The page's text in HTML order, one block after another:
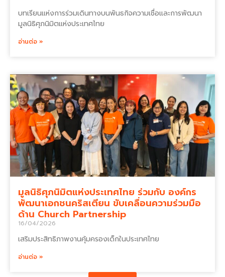
บทเรียนแห่งการร่วมเดินทางบนพันธกิจความเชื่อและการพัฒนา
มูลนิธิศุภนิมิตแห่งประเทศไทย
อ่านต่อ »
มูลนิธิศุภนิมิตแห่งประเทศไทย ร่วมกับ องค์กร
พัฒนาเอกชนคริสเตียน ขับเคลื่อนความร่วมมือ
ด้าน Church Partnership
16/04/2026
เสริมประสิทธิภาพงานคุ้มครองเด็กในประเทศไทย
อ่านต่อ »